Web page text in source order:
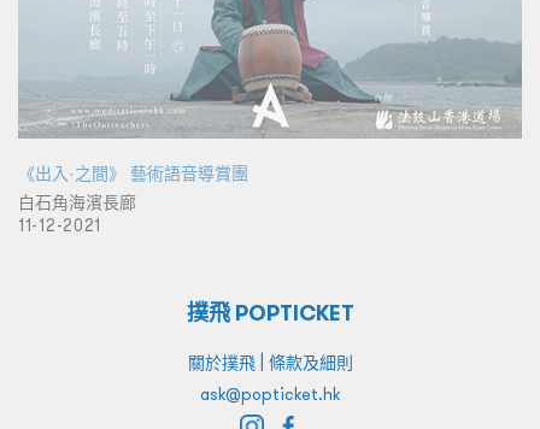
《出入·之間》 藝術語音導賞團
白石角海濱長廊
11-12-2021
撲飛 POPTICKET
關於撲飛| 條款及細則
ask@popticket.hk